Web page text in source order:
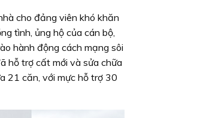
cho đảng viên khó khăn
tình, ủng hộ của cán bộ,
hành động cách mạng sôi
hỗ trợ cất mới và sửa chữa
21 căn, với mực hỗ trợ 30